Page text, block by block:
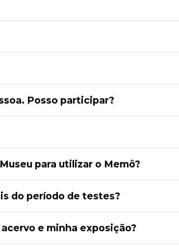
Posso participar?
para utilizar o Memô?
do período de testes?
e minha exposição?